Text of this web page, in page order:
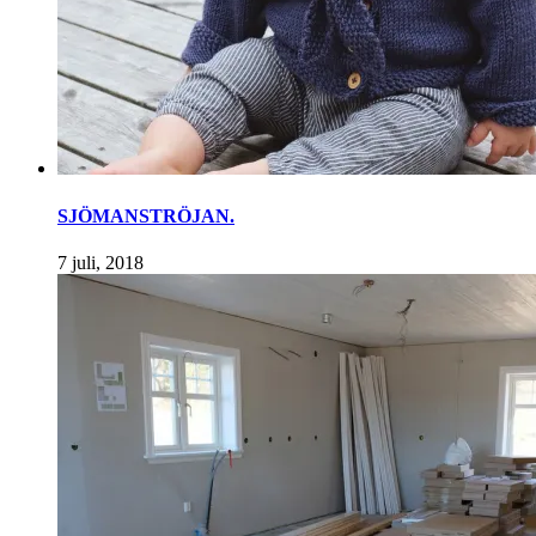
SJÖMANSTRÖJAN.
7 juli, 2018